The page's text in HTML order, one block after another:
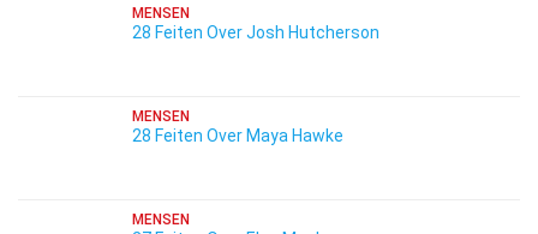
MENSEN
28 Feiten Over Josh Hutcherson
MENSEN
28 Feiten Over Maya Hawke
MENSEN